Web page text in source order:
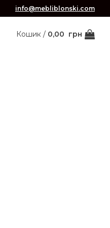
info@mebliblonski.com
Кошик / 0,00 грн